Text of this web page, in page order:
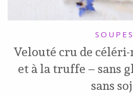
SOUPES
Velouté cru de céléri-
et à la truffe – sans
sans